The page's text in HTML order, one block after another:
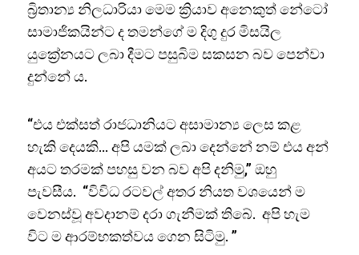
බ්‍රිතාන්‍ය නිලධාරියා මෙම ක්‍රියාව අනෙකුත් නේටෝ
සාමාජිකයින්ට ද තමන්ගේ ම දිගු දුර මිසයිල
යුක්‍රේනයට ලබා දීමට පසුබිම සකසන බව පෙන්වා
දුන්නේ ය.
“එය එක්සත් රාජධානියට අසාමාන්‍ය ලෙස කළ
හැකි දෙයකි… අපි යමක් ලබා දෙන්නේ නම් එය අන්
අයට තරමක් පහසු වන බව අපි දනිමු,” ඔහු
පැවසීය. “විවිධ රටවල් අතර නියත වශයෙන් ම
වෙනස්වූ අවදානම් දරා ගැනීමක් තිබේ. අපි හැම
විට ම ආරම්භකත්වය ගෙන සිටිමු. ”